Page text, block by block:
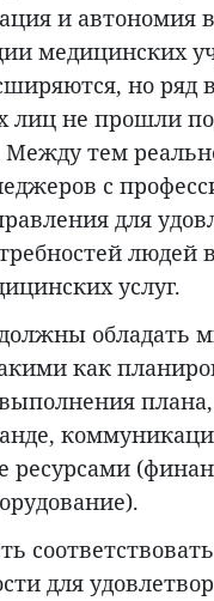
и автономия
медицинских
но ряд
лиц не прошли
Между тем
с
для
людей
услуг.
обладать
как
ресурсами
для